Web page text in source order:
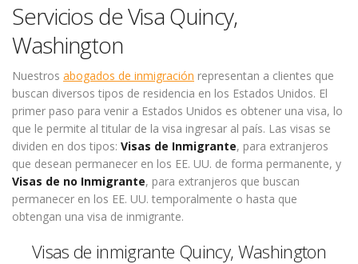
Servicios de Visa Quincy,
Washington
Nuestros abogados de inmigración representan a clientes que
buscan diversos tipos de residencia en los Estados Unidos. El
primer paso para venir a Estados Unidos es obtener una visa, lo
que le permite al titular de la visa ingresar al país. Las visas se
dividen en dos tipos: Visas de Inmigrante, para extranjeros
que desean permanecer en los EE. UU. de forma permanente, y
Visas de no Inmigrante, para extranjeros que buscan
permanecer en los EE. UU. temporalmente o hasta que
obtengan una visa de inmigrante.
Visas de inmigrante Quincy, Washington